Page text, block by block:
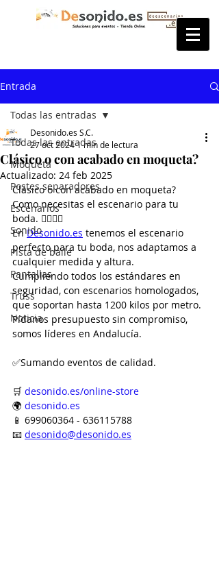
Entrada
Todas las entradas
Moqueta
Postes separadores
Escenarios
Sonido
Pista de baile
Pantallas
Truss
Noticia
Todas las entradas
Clásico o con acabado en moqueta?
Desonido.es S.C.
27 oct 20241 min de lectura
Actualizado: 24 feb 2025
Clásico o con acabado en moqueta?
Como necesitas el escenario para tu
boda. 👰‍♀️🤵‍♂️
En Desonido.es tenemos el escenario
perfecto para tu boda, nos adaptamos a
cualquier medida y altura.
Cumpliendo todos los estándares en
seguridad, con escenarios homologados,
que soportan hasta 1200 kilos por metro.
Pídanos presupuesto sin compromiso,
somos líderes en Andalucía.
✅Sumando eventos de calidad.
🛒 desonido.es/online-store
🌍 desonido.es
📱 699060364 - 636115788
📧 desonido@desonido.es